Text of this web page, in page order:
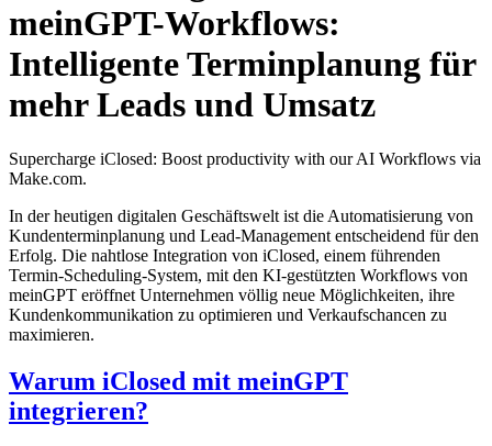
meinGPT-Workflows:
Intelligente Terminplanung für
mehr Leads und Umsatz
Supercharge iClosed: Boost productivity with our AI Workflows via
Make.com.
In der heutigen digitalen Geschäftswelt ist die Automatisierung von
Kundenterminplanung und Lead-Management entscheidend für den
Erfolg. Die nahtlose Integration von iClosed, einem führenden
Termin-Scheduling-System, mit den KI-gestützten Workflows von
meinGPT eröffnet Unternehmen völlig neue Möglichkeiten, ihre
Kundenkommunikation zu optimieren und Verkaufschancen zu
maximieren.
Warum iClosed mit meinGPT
integrieren?